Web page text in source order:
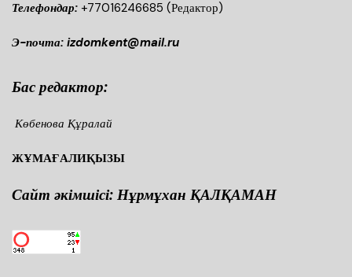
Телефондар: +77016246685 (Редактор)
Э-почта: izdomkent@mail.ru
Бас редактор:
Көбенова Құралай
ЖҰМАҒАЛИҚЫЗЫ
Сайт әкімшісі: Нұрмұхан ҚАЛҚАМАН